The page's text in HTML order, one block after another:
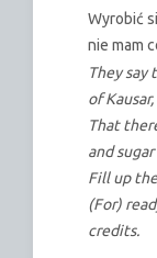
Wyrobić
nie mam
They say
of Kausar,
That
and sugar
Fill up
(For)
credits.